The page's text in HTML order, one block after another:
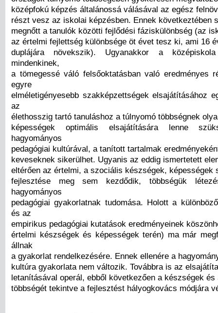
középfokú képzés általánossá válásával az egész
részt vesz az iskolai képzésben. Ennek következtében
megnőtt a tanulók közötti fejlődési fáziskülönbség (az
az értelmi fejlettség különbsége öt évet tesz ki, ami 16
duplájára növekszik). Ugyanakkor a középiskola
mindenkinek,
a tömegessé váló felsőoktatásban való eredményes
egyre
elméletigényesebb szakképzettségek elsajátításához
az
élethosszig tartó tanuláshoz a túlnyomó többségnek
képességek optimális elsajátítására lenne
hagyományos
pedagógiai kultúrával, a tanított tartalmak
keveseknek sikerülhet. Ugyanis az eddig ismertetett
eltérően az értelmi, a szociális készségek, képességek
fejlesztése meg sem kezdődik, többségük
hagyományos
pedagógiai gyakorlatnak tudomása. Holott a
és az
empirikus pedagógiai kutatások eredményeinek
értelmi készségek és képességek terén) ma már
állnak
a gyakorlat rendelkezésére. Ennek ellenére a
kultúra gyakorlata nem változik. Továbbra is az
letanításával operál, ebből következően a készségek és
többségét tekintve a fejlesztést hályogkovács módjára